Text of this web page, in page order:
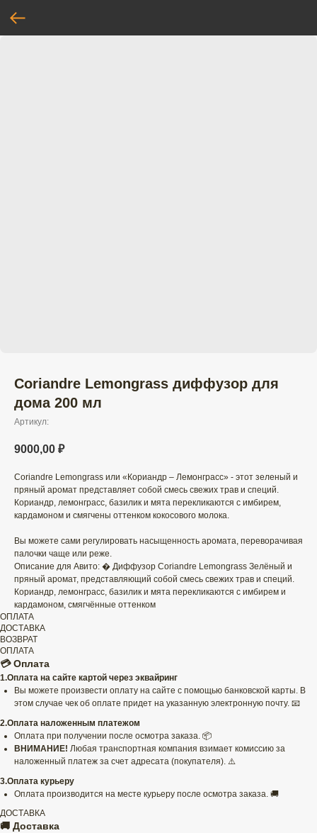
Coriandre Lemongrass диффузор для
дома 200 мл
Артикул:
9000,00 ₽
Coriandre Lemongrass или «Кориандр – Лемонграсс» - этот зеленый и
пряный аромат представляет собой смесь свежих трав и специй.
Кориандр, лемонграсс, базилик и мята перекликаются с имбирем,
кардамоном и смягчены оттенком кокосового молока.
Вы можете сами регулировать насыщенность аромата, переворачивая
палочки чаще или реже.
Описание для Авито: � Диффузор Coriandre Lemongrass Зелёный и
пряный аромат, представляющий собой смесь свежих трав и специй.
Кориандр, лемонграсс, базилик и мята перекликаются с имбирем и
кардамоном, смягчённые оттенком
ОПЛАТА
ДОСТАВКА
ВОЗВРАТ
ОПЛАТА
💳 Оплата
1.Оплата на сайте картой через эквайринг
Вы можете произвести оплату на сайте с помощью банковской карты. В
этом случае чек об оплате придет на указанную электронную почту. 📧
2.Оплата наложенным платежом
Оплата при получении после осмотра заказа. 📦
ВНИМАНИЕ! Любая транспортная компания взимает комиссию за
наложенный платеж за счет адресата (покупателя). ⚠️
3.Оплата курьеру
Оплата производится на месте курьеру после осмотра заказа. 🚚
ДОСТАВКА
🚚 Доставка